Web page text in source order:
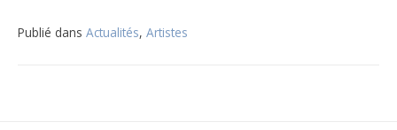
Publié dans Actualités, Artistes